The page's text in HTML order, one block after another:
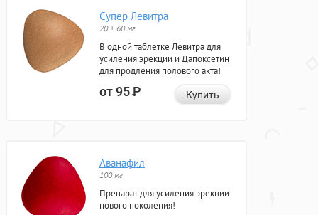
Супер Левитра
20 + 60 мг
В одной таблетке Левитра для
усиления эрекции и Дапоксетин
для продления полового акта!
от 95Р Купить
Аванафил
100 мг
Препарат для усиления эрекции
нового поколения!